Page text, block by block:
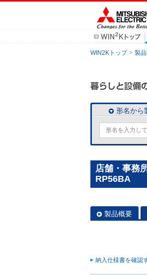
WIN2Kトップ 製
形名から
店舗・事務
RP56BA
製品概要
納入仕様書を確認